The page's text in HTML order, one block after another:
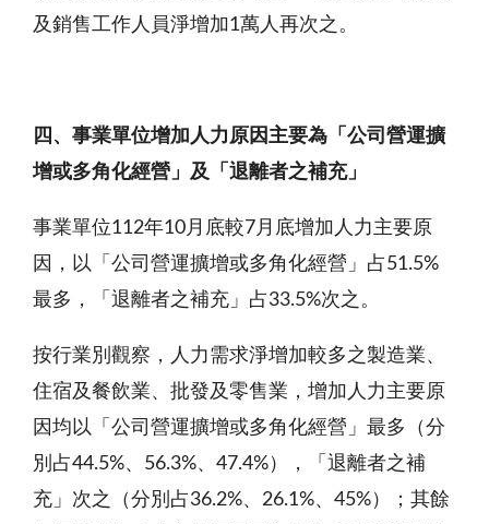
及銷售工作人員淨增加1萬人再次之。
四、事業單位增加人力原因主要為 「公司營運擴
增或多角化經營」及「退離者之補充」
事業單位112年10月底較7月底增加人力主要原
因，以「公司營運擴增或多角化經營」占51.5%
最多，「退離者之補充」占33.5%次之。
按行業別觀察，人力需求淨增加較多之製造業、
住宿及餐飲業、批發及零售業，增加人力主要原
因均以「公司營運擴增或多角化經營」最多（分
別占44.5%、56.3%、47.4%），「退離者之補
充」次之（分別占36.2%、26.1%、45%）；其餘